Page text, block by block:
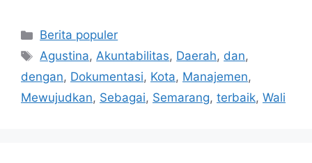
Kategori
Berita populer
Tag
Agustina,Akuntabilitas, Daerah, dan,
dengan, Dokumentasi, Kota, Manajemen,
Mewujudkan, Sebagai, Semarang, terbaik, Wali